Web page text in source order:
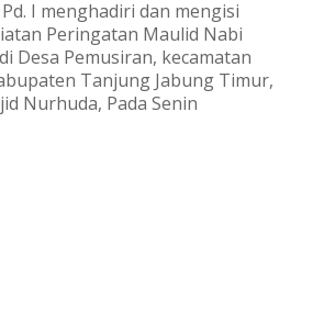
I menghadiri dan mengisi
Peringatan Maulid Nabi
Desa Pemusiran, kecamatan
Tanjung Jabung Timur,
Nurhuda, Pada Senin